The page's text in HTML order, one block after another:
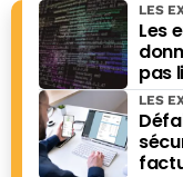
Les
pas
déjà.
LES
LES